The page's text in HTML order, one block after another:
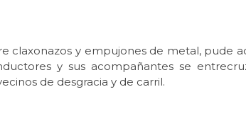
claxonazos y empujones de metal, pude
y sus acompañantes se
de desgracia y de carril.